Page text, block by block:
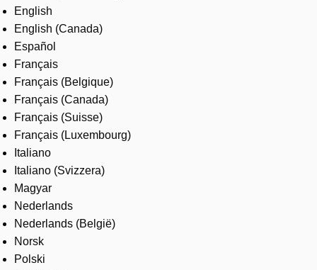
Careers
English
English (Canada)
Español
Français
Français (Belgique)
Français (Canada)
Français (Suisse)
Français (Luxembourg)
Italiano
Italiano (Svizzera)
Magyar
Nederlands
Nederlands (België)
Norsk
Polski